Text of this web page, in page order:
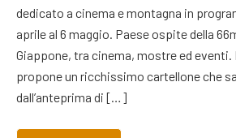
dedicato a cinema e montagna in
aprile al 6 maggio. Paese ospite della
Giappone, tra cinema, mostre ed
propone un ricchissimo cartellone che
dall’anteprima di […]